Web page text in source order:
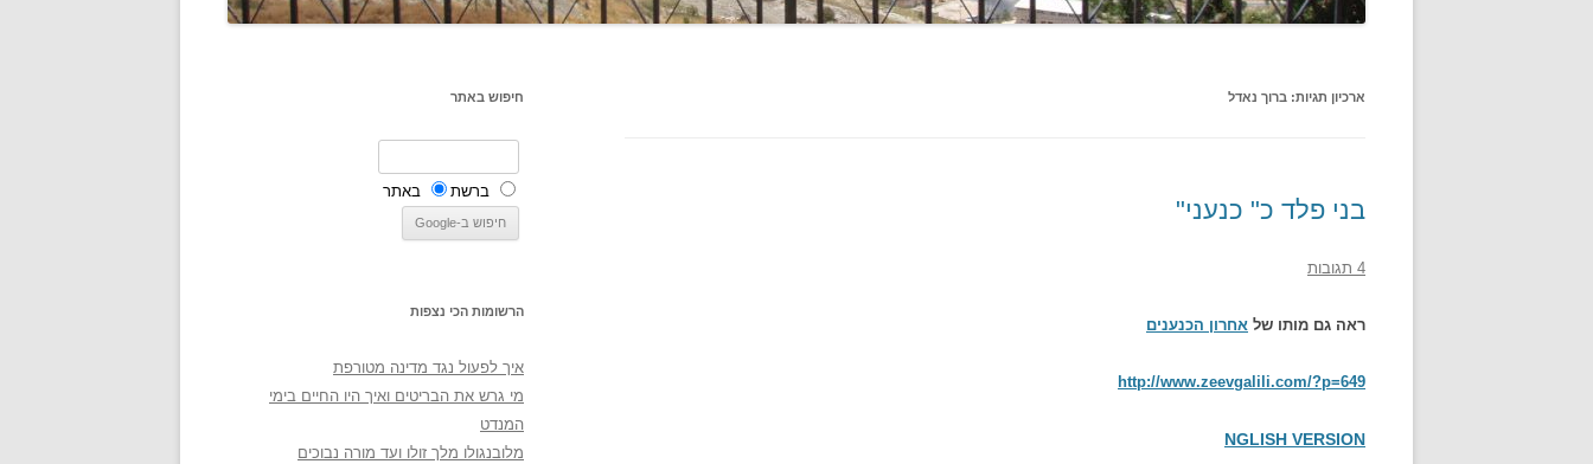
ארכיון תגיות: ברוך נאדל
בני פלד כ" כנעני"
4 תגובות
ראה גם מותו של אחרון הכנענים
http://www.zeevgalili.com/?p=649
NGLISH VERSION
חיפוש באתר
ברשת באתר
הרשומות הכי נצפות
איך לפעול נגד מדינה מטורפת
מי גרש את הבריטים ואיך היו החיים בימי
המנדט
מלובנגולו מלך זולו ועד מורה נבוכים